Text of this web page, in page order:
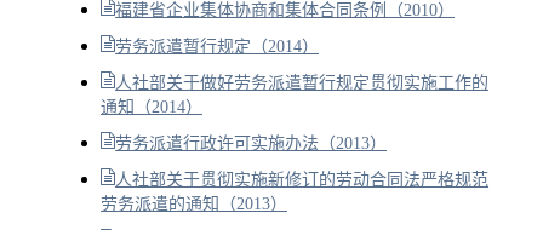
福建省企业集体协商和集体合同条例（2010）
劳务派遣暂行规定（2014）
人社部关于做好劳务派遣暂行规定贯彻实施工作的
通知（2014）
劳务派遣行政许可实施办法（2013）
人社部关于贯彻实施新修订的劳动合同法严格规范
劳务派遣的通知（2013）